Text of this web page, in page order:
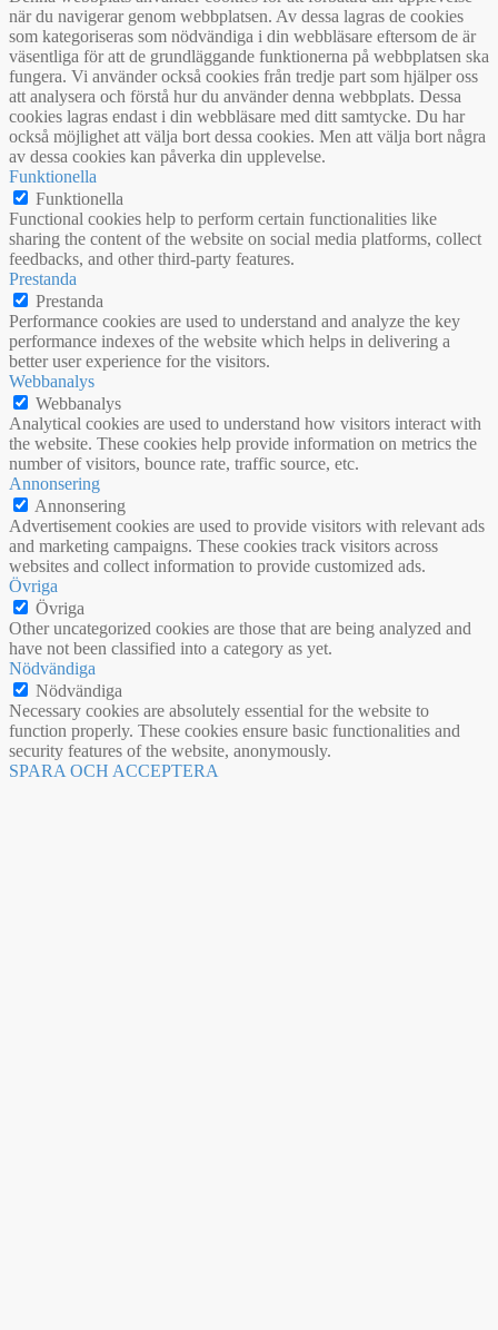
när du navigerar genom webbplatsen. Av dessa lagras de cookies
som kategoriseras som nödvändiga i din webbläsare eftersom de är
väsentliga för att de grundläggande funktionerna på webbplatsen ska
fungera. Vi använder också cookies från tredje part som hjälper oss
att analysera och förstå hur du använder denna webbplats. Dessa
cookies lagras endast i din webbläsare med ditt samtycke. Du har
också möjlighet att välja bort dessa cookies. Men att välja bort några
av dessa cookies kan påverka din upplevelse.
Funktionella
Funktionella
Functional cookies help to perform certain functionalities like
sharing the content of the website on social media platforms, collect
feedbacks, and other third-party features.
Prestanda
Prestanda
Performance cookies are used to understand and analyze the key
performance indexes of the website which helps in delivering a
better user experience for the visitors.
Webbanalys
Webbanalys
Analytical cookies are used to understand how visitors interact with
the website. These cookies help provide information on metrics the
number of visitors, bounce rate, traffic source, etc.
Annonsering
Annonsering
Advertisement cookies are used to provide visitors with relevant ads
and marketing campaigns. These cookies track visitors across
websites and collect information to provide customized ads.
Övriga
Övriga
Other uncategorized cookies are those that are being analyzed and
have not been classified into a category as yet.
Nödvändiga
Nödvändiga
Necessary cookies are absolutely essential for the website to
function properly. These cookies ensure basic functionalities and
security features of the website, anonymously.
SPARA OCH ACCEPTERA